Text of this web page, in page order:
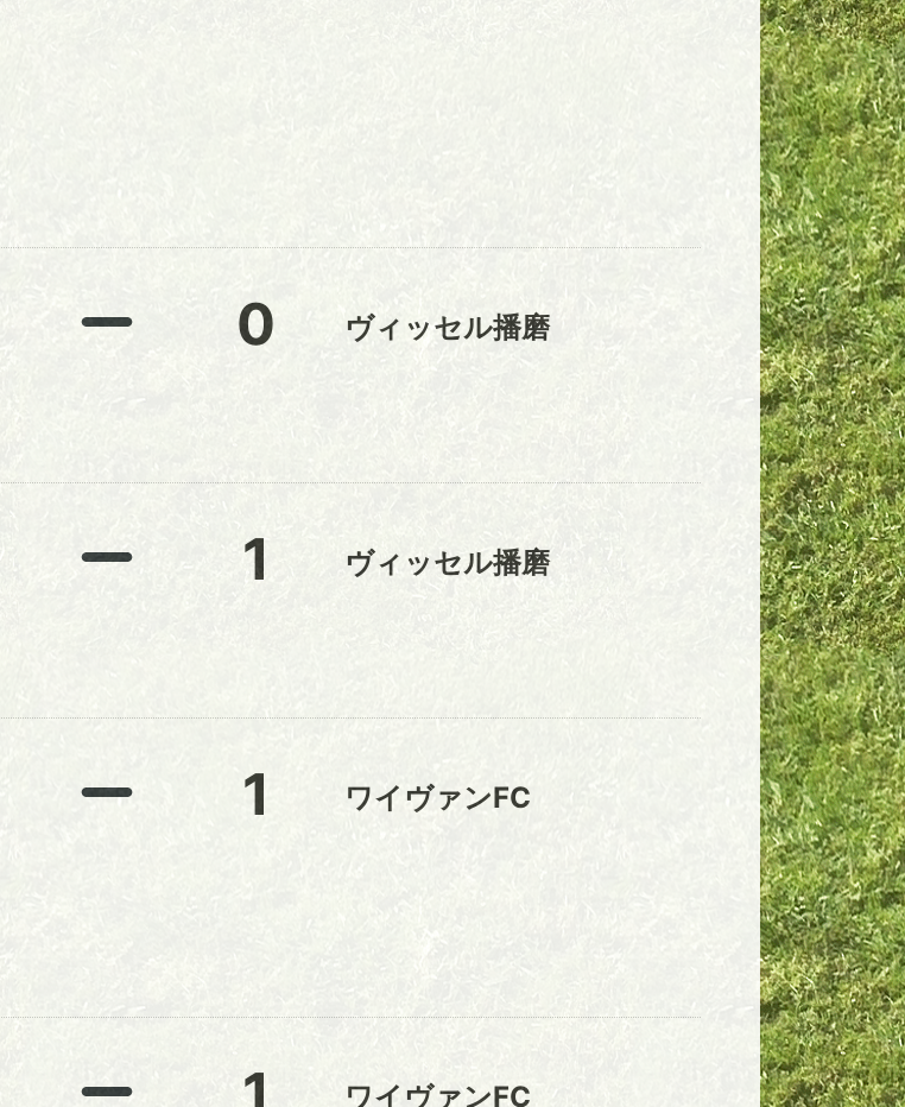
0 ヴィッセル播磨
1 ヴィッセル播磨
1 ワイヴァンFC
ワイヴァンFC